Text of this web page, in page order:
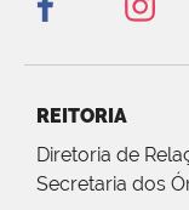
REITORIA
Diretoria de
Secretaria dos